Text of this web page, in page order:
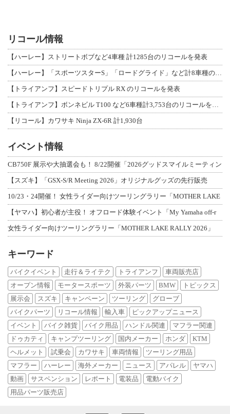
リコール情報
【ハーレー】ストリートボブなど4車種 計1285台のリコールを発表
【ハーレー】「スポーツスターS」「ロードグライド」など計8車種のリコールを発表
【トライアンフ】スピードトリプル RX のリコールを発表
【トライアンフ】ボンネビル T100 など6車種計3,753台のリコールを発表
【リコール】カワサキ Ninja ZX-6R 計1,930台
イベント情報
CB750F 展示や大抽選会も！ 8/22開催「2026グッドスマイルミーティン
【スズキ】「GSX-S/R Meeting 2026」オリジナルグッズの先行販売
10/23・24開催！ 女性ライダー向けツーリングラリー「MOTHER LAKE
【ヤマハ】初心者が主役！ オフロード体験イベント「My Yamaha off-r
女性ライダー向けツーリングラリー「MOTHER LAKE RALLY 2026」
キーワード
バイクイベント 走行＆ライテク トライアンフ
車両販売店
オープン情報
モータースポーツ 外装パーツ BMW
トピックス
展示会
スズキ キャンペーン ツーリング
グローブ
バイクパーツ
リコール情報 輸入車
ピックアップニュース
イベント
バイク雑貨 バイク用品 ハンドル関連
マフラー関連
ドゥカティ
キャンプツーリング 国内メーカー ホンダ
KTM
ヘルメット
試乗会 カワサキ 車両情報
ツーリング用品
マフラー
ハーレー 海外メーカー ニュース アパレル
ヤマハ
動画
サスペンション レポート 電装品
電動バイク
用品パーツ販売店